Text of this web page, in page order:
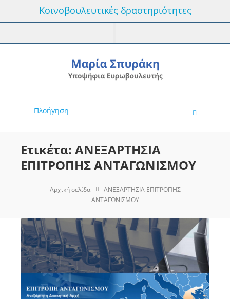
Κοινοβουλευτικές δραστηριότητες
Πλοήγηση
Ετικέτα: ΑΝΕΞΑΡΤΗΣΙΑ
ΕΠΙΤΡΟΠΗΣ ΑΝΤΑΓΩΝΙΣΜΟΥ
Αρχική σελίδα
ΑΝΕΞΑΡΤΗΣΙΑ ΕΠΙΤΡΟΠΗΣ
ΑΝΤΑΓΩΝΙΣΜΟΥ